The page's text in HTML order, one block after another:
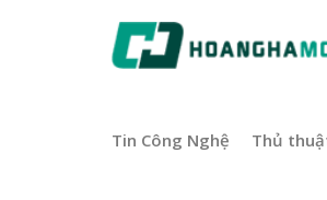
Tin Công Nghệ Thủ